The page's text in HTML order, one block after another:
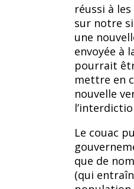
réussi à
sur notre
une
envoyée à
pourrait
mettre en
nouvelle
Le couac
que de
(qui